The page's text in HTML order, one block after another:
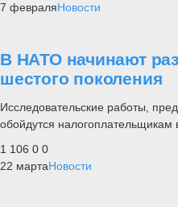
7 февраляНовости
В НАТО начинают
шестого поколения
Исследовательские работы,
обойдутся налогоплательщикам
1 106 0 0
22 мартаНовости